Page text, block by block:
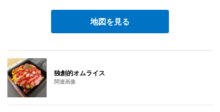
地図を見る
独創的オムライス
関連画像